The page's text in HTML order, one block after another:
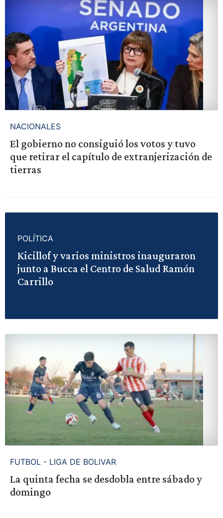
NACIONALES
El gobierno no consiguió los votos y tuvo
que retirar el capítulo de extranjerización de
tierras
POLÍTICA
Kicillof y varios ministros inauguraron
junto a Bucca el Centro de Salud Ramón
Carrillo
FUTBOL - LIGA DE BOLIVAR
La quinta fecha se desdobla entre sábado y
domingo